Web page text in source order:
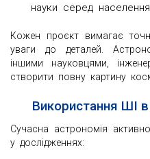
науки серед
Кожен проєкт вимагає
уваги до деталей.
іншими науковцями,
створити повну картину
Використання ШІ
Сучасна астрономія
у дослідженнях: